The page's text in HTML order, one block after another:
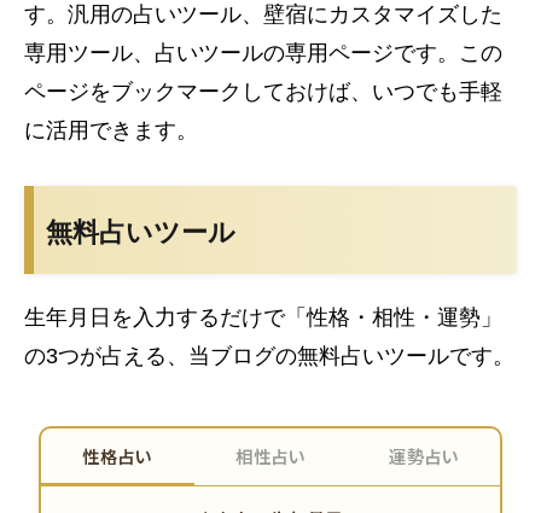
す。汎用の占いツール、壁宿にカスタマイズした
専用ツール、占いツールの専用ページです。この
ページをブックマークしておけば、いつでも手軽
に活用できます。
無料占いツール
生年月日を入力するだけで「性格・相性・運勢」
の3つが占える、当ブログの無料占いツールです。